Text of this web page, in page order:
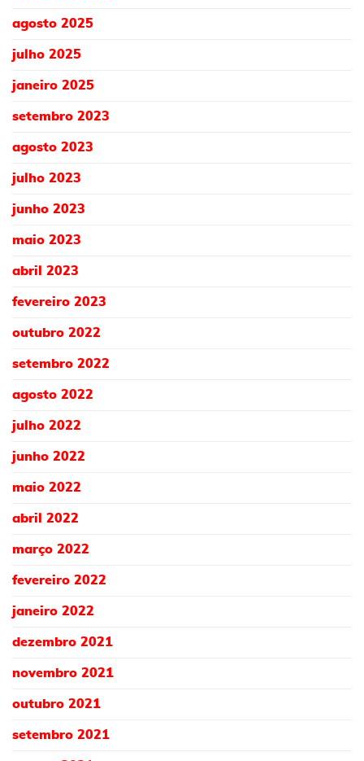
agosto 2025
julho 2025
janeiro 2025
setembro 2023
agosto 2023
julho 2023
junho 2023
maio 2023
abril 2023
fevereiro 2023
outubro 2022
setembro 2022
agosto 2022
julho 2022
junho 2022
maio 2022
abril 2022
março 2022
fevereiro 2022
janeiro 2022
dezembro 2021
novembro 2021
outubro 2021
setembro 2021